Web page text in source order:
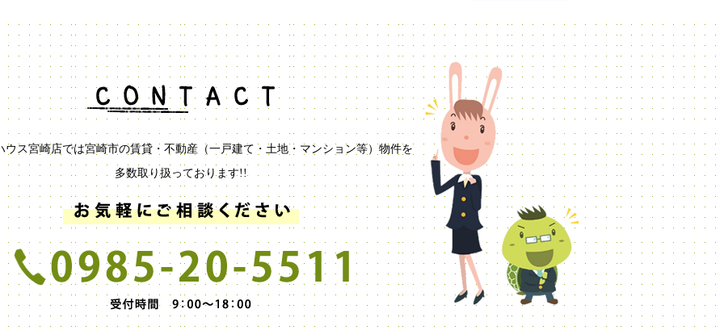
ウス宮崎店では宮崎市の賃貸・不動産（一戸建て・土地・マンション等）物件を
多数取り扱っております!!